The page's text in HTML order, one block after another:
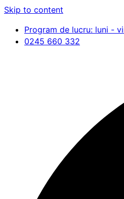
Skip to content
Program de lucru: luni -
0245 660 332